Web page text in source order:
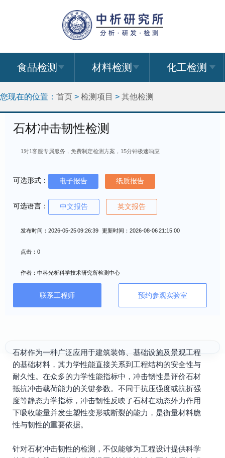
食品检测 材料检测 化工检测
您现在的位置： 首页 > 检测项目 > 其他检测
石材冲击韧性检测
1对1客服专属服务，免费制定检测方案，15分钟极速响应
可选形式： 电子报告 纸质报告
可选语言： 中文报告 英文报告
发布时间：2026-05-25 09:26:39 更新时间：2026-08-06 21:15:00
点击：0
作者：中科光析科学技术研究所检测中心
联系工程师 预约参观实验室
石材作为一种广泛应用于建筑装饰、基础设施及景观工程
的基础材料，其力学性能直接关系到工程结构的安全性与
耐久性。在众多的力学性能指标中，冲击韧性是评价石材
抵抗冲击载荷能力的关键参数。不同于抗压强度或抗折强
度等静态力学指标，冲击韧性反映了石材在动态外力作用
下吸收能量并发生塑性变形或断裂的能力，是衡量材料脆
性与韧性的重要依据。
针对石材冲击韧性的检测，不仅能够为工程设计提供科学